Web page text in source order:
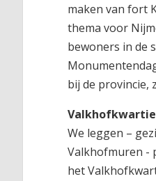
maken van fort
thema voor
bewoners in de
bij de provincie,
We leggen –
Valkhofmuren -
het